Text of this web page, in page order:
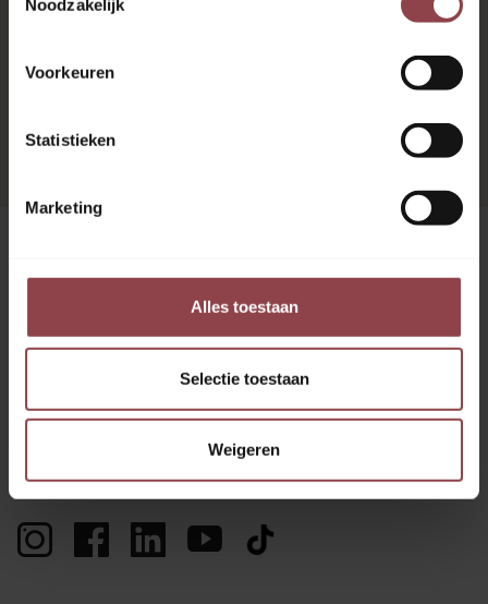
Noodzakelijk
Voorkeuren
Statistieken
Marketing
Alles toestaan
Selectie toestaan
Weigeren
Diagnostiek
Huiswerkbegeleiding
© AFTER'S COOL